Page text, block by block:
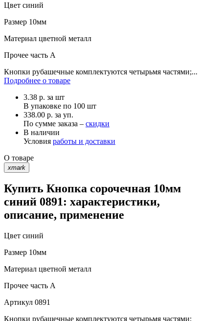
Цвет синий
Размер 10мм
Материал цветной металл
Прочее часть A
Кнопки рубашечные комплектуются четырьмя частями;...
Подробнее о товаре
3.38 р. за шт
В упаковке по 100 шт
338.00 р. за уп.
По сумме заказа – скидки
В наличии
Условия работы и доставки
О товаре
xmark
Купить Кнопка сорочечная 10мм
синий 0891: характеристики,
описание, применение
Цвет синий
Размер 10мм
Материал цветной металл
Прочее часть A
Артикул 0891
Кнопки рубашечные комплектуются четырьмя частями;